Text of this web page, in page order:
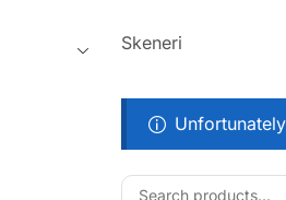
Skeneri